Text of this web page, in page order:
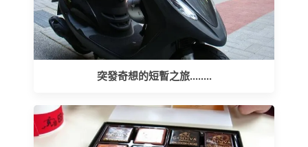
突發奇想的短暫之旅........